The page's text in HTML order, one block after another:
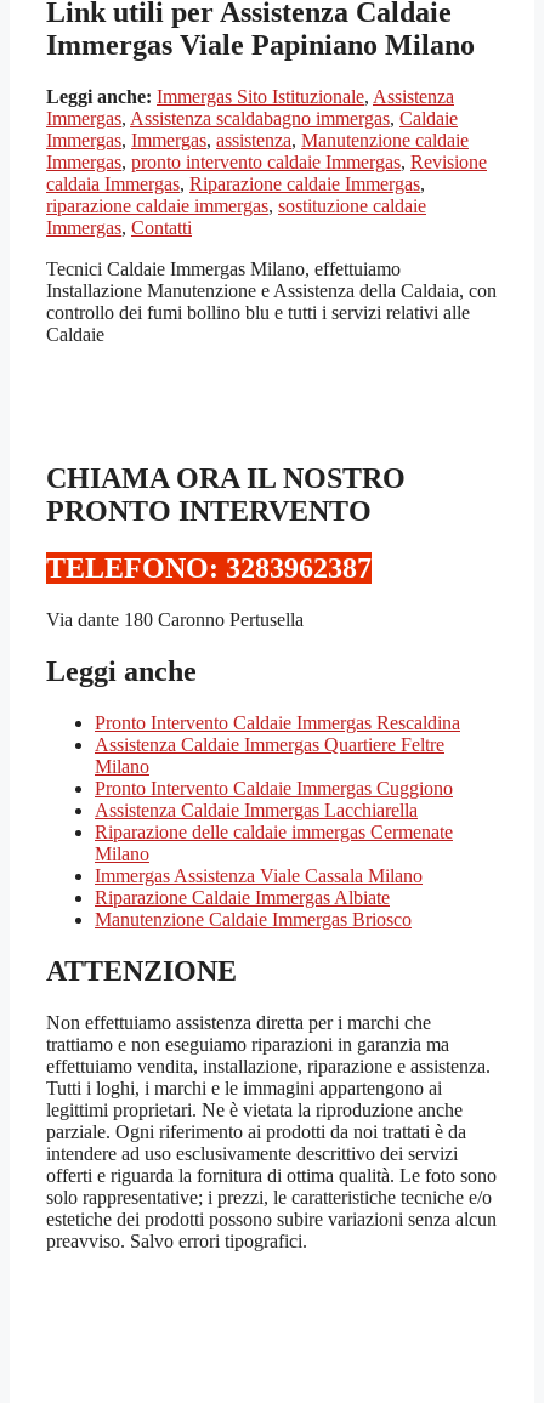
Link utili per Assistenza Caldaie
Immergas Viale Papiniano Milano
Leggi anche: Immergas Sito Istituzionale, Assistenza
Immergas, Assistenza scaldabagno immergas, Caldaie
Immergas, Immergas, assistenza, Manutenzione caldaie
Immergas, pronto intervento caldaie Immergas, Revisione
caldaia Immergas, Riparazione caldaie Immergas,
riparazione caldaie immergas, sostituzione caldaie
Immergas, Contatti
Tecnici Caldaie Immergas Milano, effettuiamo
Installazione Manutenzione e Assistenza della Caldaia, con
controllo dei fumi bollino blu e tutti i servizi relativi alle
Caldaie
CHIAMA ORA IL NOSTRO
PRONTO INTERVENTO
TELEFONO: 3283962387‬
Via dante 180 Caronno Pertusella
Leggi anche
Pronto Intervento Caldaie Immergas Rescaldina
Assistenza Caldaie Immergas Quartiere Feltre
Milano
Pronto Intervento Caldaie Immergas Cuggiono
Assistenza Caldaie Immergas Lacchiarella
Riparazione delle caldaie immergas Cermenate
Milano
Immergas Assistenza Viale Cassala Milano
Riparazione Caldaie Immergas Albiate
Manutenzione Caldaie Immergas Briosco
ATTENZIONE
Non effettuiamo assistenza diretta per i marchi che
trattiamo e non eseguiamo riparazioni in garanzia ma
effettuiamo vendita, installazione, riparazione e assistenza.
Tutti i loghi, i marchi e le immagini appartengono ai
legittimi proprietari. Ne è vietata la riproduzione anche
parziale. Ogni riferimento ai prodotti da noi trattati è da
intendere ad uso esclusivamente descrittivo dei servizi
offerti e riguarda la fornitura di ottima qualità. Le foto sono
solo rappresentative; i prezzi, le caratteristiche tecniche e/o
estetiche dei prodotti possono subire variazioni senza alcun
preavviso. Salvo errori tipografici.